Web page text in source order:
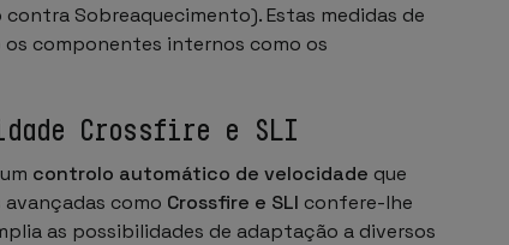
Sobreaquecimento). Estas medidas de
componentes internos como os
Crossfire e SLI
controlo automático de velocidade que
como Crossfire e SLI confere-lhe
as possibilidades de adaptação a diversos